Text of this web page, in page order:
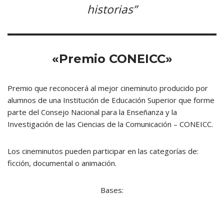
historias”
«Premio CONEICC»
Premio que reconocerá al mejor cineminuto producido por
alumnos de una Institución de Educación Superior que forme
parte del Consejo Nacional para la Enseñanza y la
Investigación de las Ciencias de la Comunicación – CONEICC.
Los cineminutos pueden participar en las categorías de:
ficción, documental o animación.
Bases: